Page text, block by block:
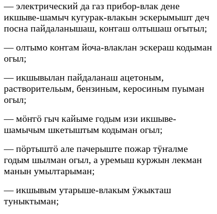
— электрический да газ прибор-влак дене
икшыве-шамыч кугурак-влакын эскерымышт деч
посна пайдаланышаш, коҥгаш олтышаш огытыл;
— олтымо коҥгам йоча-влаклан эскераш кодыман
огыл;
— икшывылан пайдаланаш ацетоным,
растворительым, бензиным, керосиным пуыман
огыл;
— мӧҥгӧ гыч кайыме годым изи икшыве-
шамычым шкетыштым кодыман огыл;
— пӧртыштӧ але пачерыште пожар тӱҥалме
годым шылман огыл, а уремыш куржын лекман
манын умылтарыман;
— икшывым утарыше-влакым ӱжыкташ
туныктыман;